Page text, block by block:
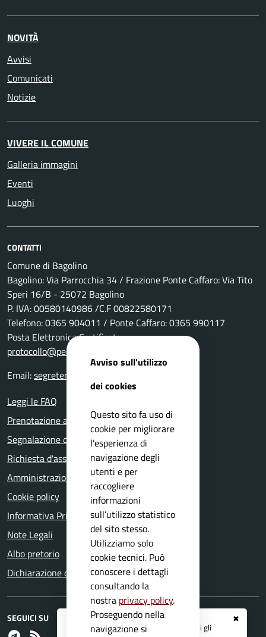
✖
Registrati ai serviziAPP IO
e ricevi tutti gli
NOVITÀ
Avvisi
Comunicati
Notizie
VIVERE IL COMUNE
Galleria immagini
Eventi
Luoghi
CONTATTI
Comune di Bagolino
Bagolino: Via Parrocchia 34 / Frazione Ponte Caffaro: Via Tito
Speri 16/B - 25072 Bagolino
P. IVA: 00580140986 /C.F 00822580171
Telefono: 0365 904011 / Ponte Caffaro: 0365 990117
Posta Elettronica Certificata:
protocollo@pec.comune.bagolino.bs.it
Email:segreteria@comune.bagolino.bs.it
Leggi le FAQ
Prenotazione appuntamento
Segnalazione disservizio
Richiesta d'assistenza
Amministrazione trasparente
Cookie policy
Informativa Privacy
Note Legali
Albo pretorio
Dichiarazione di accessibilità
SEGUICI SU
Avviso sull'utilizzo
dei cookies
Questo sito fa uso di
cookie per migliorare
l’esperienza di
navigazione degli
utenti e per
raccogliere
informazioni
sull’utilizzo statistico
del sito stesso.
Utilizziamo solo
cookie tecnici. Può
conoscere i dettagli
consultando la
nostra privacy policy.
Proseguendo nella
navigazione si